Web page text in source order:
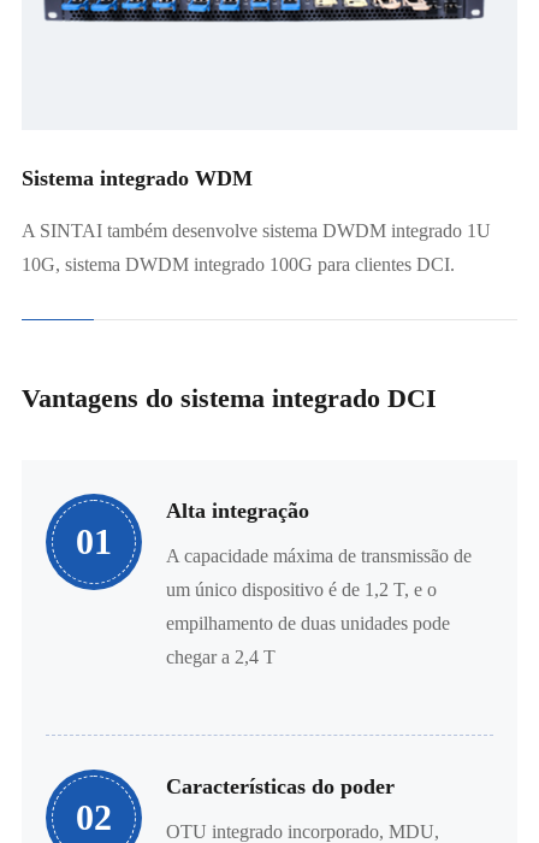
Sistema 48X10G → 480G
Sistema integrado WDM
A SINTAI também desenvolve sistema DWDM integrado 1U
10G, sistema DWDM integrado 100G para clientes DCI.
Vantagens do sistema integrado DCI
01
Alta integração
A capacidade máxima de transmissão de
um único dispositivo é de 1,2 T, e o
empilhamento de duas unidades pode
chegar a 2,4 T
02
Características do poder
OTU integrado incorporado, MDU,